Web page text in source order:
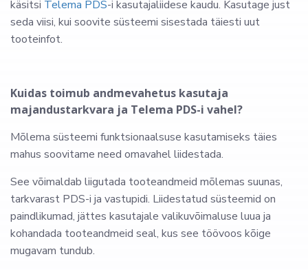
käsitsi Telema PDS-i kasutajaliidese kaudu. Kasutage just
seda viisi, kui soovite süsteemi sisestada täiesti uut
tooteinfot.
Kuidas toimub andmevahetus kasutaja
majandustarkvara ja Telema PDS-i vahel?
Mõlema süsteemi funktsionaalsuse kasutamiseks täies
mahus soovitame need omavahel liidestada.
See võimaldab liigutada tooteandmeid mõlemas suunas,
tarkvarast PDS-i ja vastupidi. Liidestatud süsteemid on
paindlikumad, jättes kasutajale valikuvõimaluse luua ja
kohandada tooteandmeid seal, kus see töövoos kõige
mugavam tundub.